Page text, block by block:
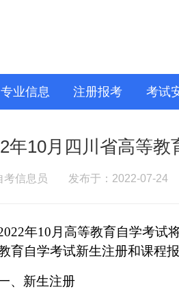
专业信息 注册报考 考试
年10月四川省高等
考信息员 发布于：2022-07-24
年10月高等教育自学考试
育自学考试新生注册和课程
、 新生注册